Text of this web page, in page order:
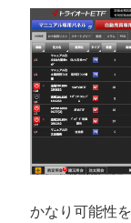
かなり可能性